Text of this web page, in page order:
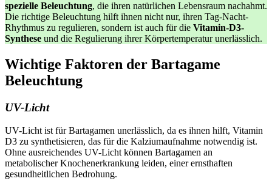
spezielle Beleuchtung, die ihren natürlichen Lebensraum nachahmt.
Die richtige Beleuchtung hilft ihnen nicht nur, ihren Tag-Nacht-
Rhythmus zu regulieren, sondern ist auch für die Vitamin-D3-
Synthese und die Regulierung ihrer Körpertemperatur unerlässlich.
Wichtige Faktoren der Bartagame
Beleuchtung
UV-Licht
UV-Licht ist für Bartagamen unerlässlich, da es ihnen hilft, Vitamin
D3 zu synthetisieren, das für die Kalziumaufnahme notwendig ist.
Ohne ausreichendes UV-Licht können Bartagamen an
metabolischer Knochenerkrankung leiden, einer ernsthaften
gesundheitlichen Bedrohung.